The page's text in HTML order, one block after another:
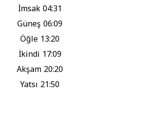
İmsak04:31
Güneş06:09
Öğle 13:20
İkindi 17:09
Akşam20:20
Yatsı 21:50